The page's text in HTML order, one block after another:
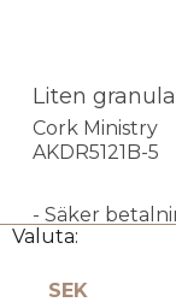
Valuta:
Liten
Cork Ministry
AKDR5121B-5
- Säker
- Låga
-